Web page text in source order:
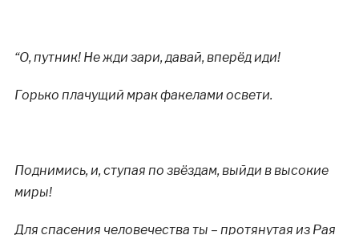
“О, путник! Не жди зари, давай, вперёд иди!
Горько плачущий мрак факелами освети.
Поднимись, и, ступая по звёздам, выйди в высокие
миры!
Для спасения человечества ты – протянутая из Рая